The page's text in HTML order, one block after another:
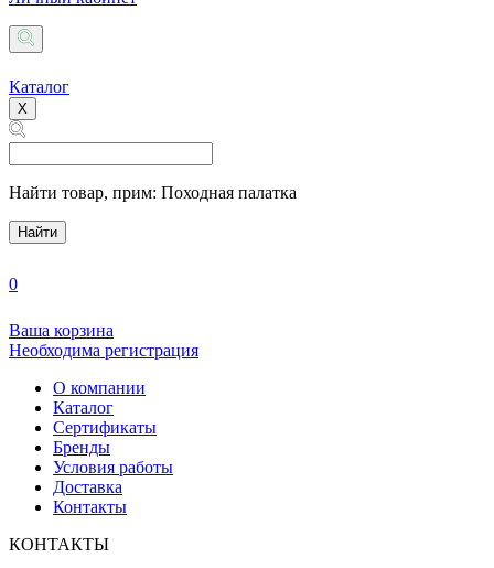
Каталог
X
Найти товар, прим: Походная палатка
Найти
0
Ваша корзина
Необходима регистрация
О компании
Каталог
Сертификаты
Бренды
Условия работы
Доставка
Контакты
КОНТАКТЫ